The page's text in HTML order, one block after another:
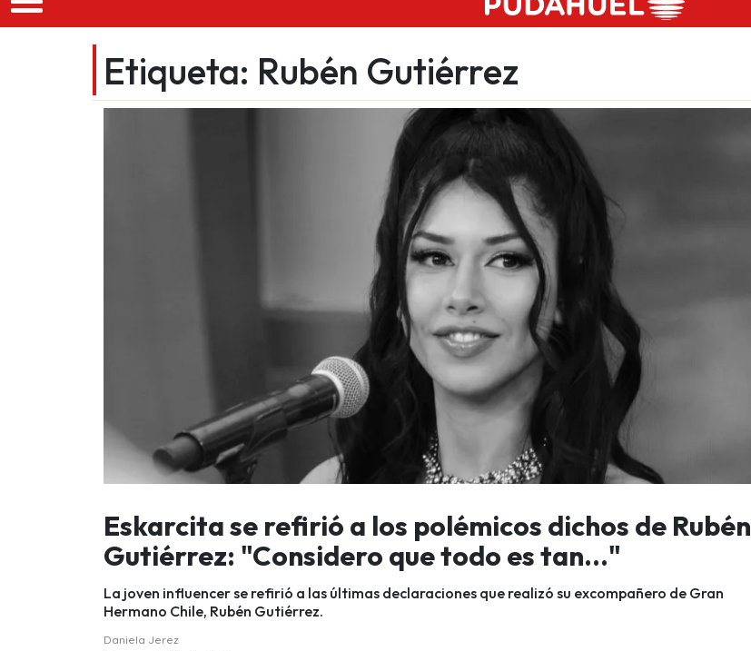
Etiqueta: Rubén Gutiérrez
Eskarcita se refirió a los polémicos dichos de Rubén
Gutiérrez: "Considero que todo es tan..."
La joven influencer se refirió a las últimas declaraciones que realizó su excompañero de Gran
Hermano Chile, Rubén Gutiérrez.
Daniela Jerez